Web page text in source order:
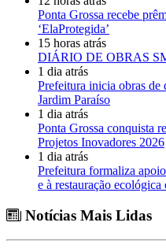
Ponta Grossa recebe
‘ElaProtegida’
15 horas atrás
DIÁRIO DE OBRAS
1 dia atrás
Prefeitura inicia obras de
Jardim Paraíso
1 dia atrás
Ponta Grossa conquista
Projetos Inovadores 2026
1 dia atrás
Prefeitura formaliza
e à restauração ecológica
Notícias Mais Lidas